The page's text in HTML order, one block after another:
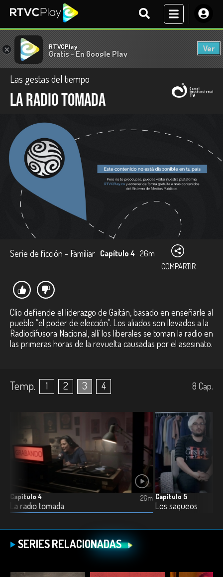
× RTVCPlay
Gratis - En Google Play
Ver
Las gestas del tiempo
La radio tomada
Serie de ficción - Familiar Capítulo 4 26m
COMPARTIR
Clio defiende el liderazgo de Gaitán, basado en enseñarle al
pueblo “el poder de elección". Los aliados son llevados a la
Radiodifusora Nacional, allí los liberales se toman la radio en
las primeras horas de la revuelta causadas por el asesinato.
Temp. 1 2 3 4 8 Cap.
Capítulo 4
La radio tomada
26m Capítulo 5
Los saqueos
SERIES RELACIONADAS